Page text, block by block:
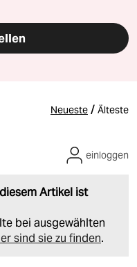
Neueste / Älteste
Artikel ist
bei ausgewählten
sind sie zu finden.
einloggen